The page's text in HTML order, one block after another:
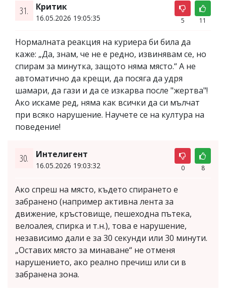
31. Критик
16.05.2026 19:05:35 5 11
Нормалната реакция на куриера би била да
каже: „Да, знам, че не е редно, извинявам се, но
спирам за минутка, защото няма място.“ А не
автоматично да крещи, да посяга да удря
шамари, да гази и да се изкарва после "жертва"!
Ако искаме ред, няма как всички да си мълчат
при всяко нарушение. Научете се на култура на
поведение!
30. Интелигент
16.05.2026 19:03:32 0 8
Ако спреш на място, където спирането е
забранено (например активна лента за
движение, кръстовище, пешеходна пътека,
велоалея, спирка и т.н.), това е нарушение,
независимо дали е за 30 секунди или 30 минути.
„Оставих място за минаване“ не отменя
нарушението, ако реално пречиш или си в
забранена зона.